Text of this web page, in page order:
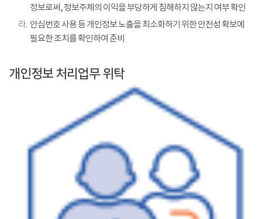
정보로써, 정보주체의 이익을 부당하게 침해하지 않는지 여부 확인
라. 안심번호 사용 등 개인정보 노출을 최소화하기 위한 안전성 확보에
필요한 조치를 확인하여 준비
개인정보 처리업무 위탁